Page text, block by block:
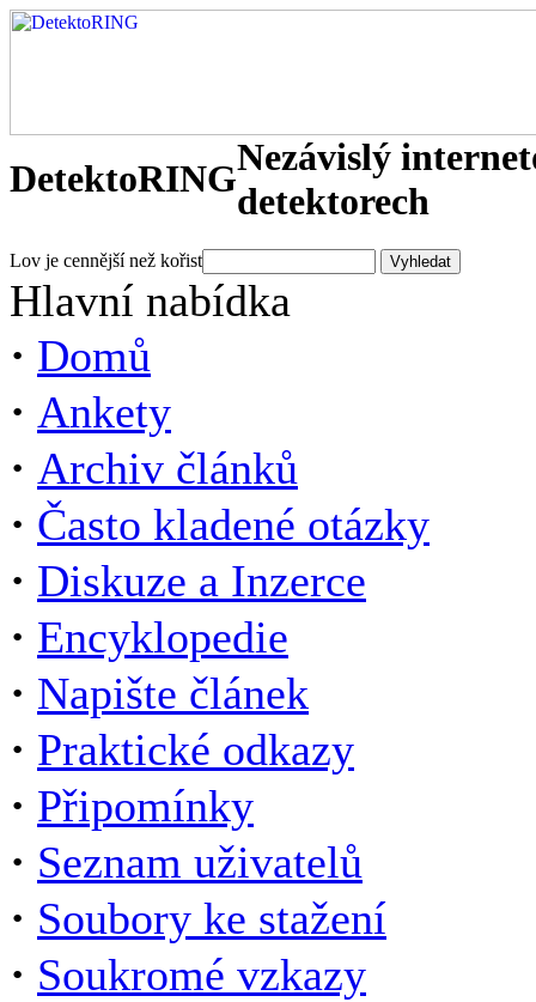
DetektoRINGNezávislý
detektorech
Lov je cennější než kořist
Hlavní nabídka
· Domů
· Ankety
· Archiv článků
· Často kladené otázky
· Diskuze a Inzerce
· Encyklopedie
· Napište článek
· Praktické odkazy
· Připomínky
· Seznam uživatelů
· Soubory ke stažení
· Soukromé vzkazy